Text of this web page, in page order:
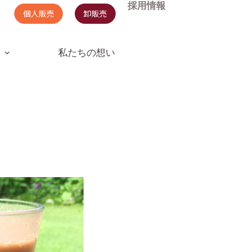
個人販売 卸販売
採用情報
私たちの想い